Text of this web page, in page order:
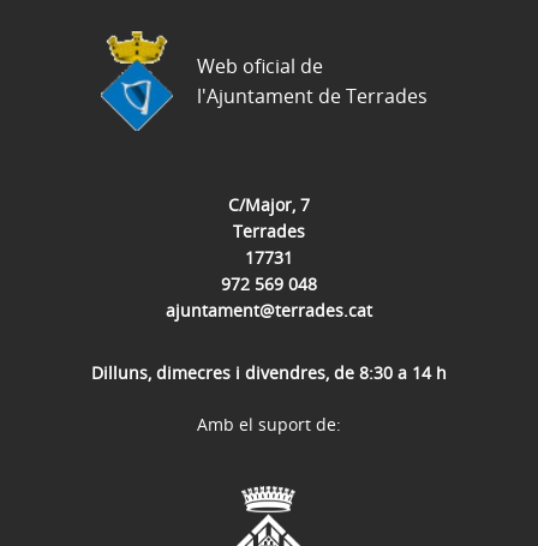
C/Major, 7
Terrades
17731
972 569 048
ajuntament@terrades.cat
Dilluns, dimecres i divendres, de 8:30 a 14 h
Web oficial de
l'Ajuntament de Terrades
Amb el suport de: